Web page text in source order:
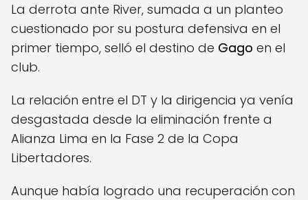
La derrota ante River, sumada a un planteo
cuestionado por su postura defensiva en el
primer tiempo, selló el destino de Gago en el
club.
La relación entre el DT y la dirigencia ya venía
desgastada desde la eliminación frente a
Alianza Lima en la Fase 2 de la Copa
Libertadores.
Aunque había logrado una recuperación con